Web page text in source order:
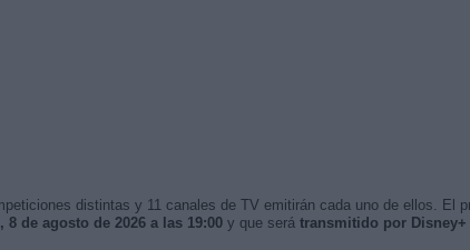
distintas y 11 canales de TV emitirán cada uno de ellos. El
8 de agosto de 2026 a las 19:00y que será transmitido por Disney+